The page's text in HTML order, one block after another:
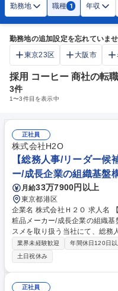
勤務地 職種 1 年収
勤務地の追加設定を忘れていま
東京23区
大阪市
採用 コーヒー 商社の転
3件
1〜3件目を表示中
正社員
株式会社H2O
【総務人事/リーダー候
ー/成長企業の組織基盤
月給33万7900円以上
東京都港区
企業名 株式会社Ｈ２Ｏ 求人名 【総務人事/リーダー候補】設立6年目の化
粧品メーカー/成長企業の組織基盤構築 仕事の内容 『ululis』
スメを取り扱う当社にて、総務
します。ご経験に応じて、総務
だきます。社内制度の整備から総務業務、人事
運営も重要な役割となります。
にぴったりのポジションです。
般■労務業務（勤怠管理・福利
業界未経験歓迎 年間休日120日以
土日祝休み
正社員